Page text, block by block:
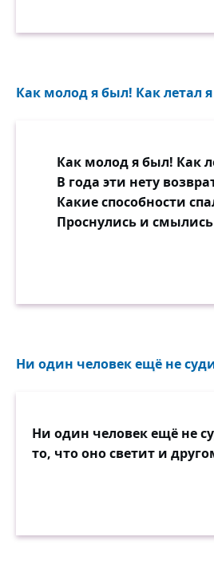
Как молод я был! Как летал
Как молод я был! Как
В года эти нету
Какие способности
Проснулись и
Ни один человек ещё не
Ни один человек ещё не
то, что оно светит и